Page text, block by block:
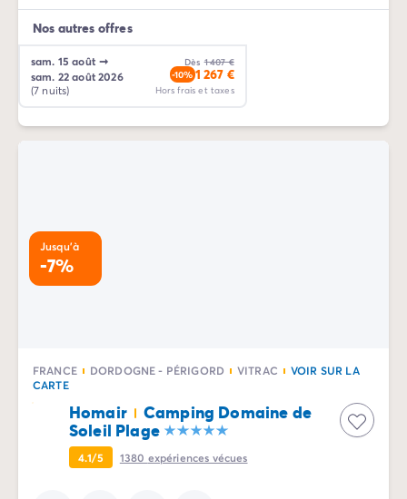
Nos autres offres
sam. 15 août ➞
sam. 22 août 2026
(7 nuits)
Dès 1 407 €
-10%1 267 €
Hors frais et taxes
Jusqu'à
-7%
FRANCE DORDOGNE - PÉRIGORD VITRAC
VOIR SUR LA
CARTE
Homair
Camping Domaine de
Soleil Plage
4.1/5 1380 expériences vécues